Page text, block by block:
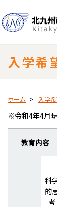
入学希
ホーム 入学
※令和4年4月
教育内容
科
的
考